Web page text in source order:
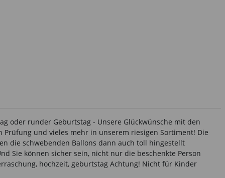
oder runder Geburtstag - Unsere Glückwünsche mit den
und vieles mehr in unserem riesigen Sortiment! Die
die schwebenden Ballons dann auch toll hingestellt
Sie können sicher sein, nicht nur die beschenkte Person
hochzeit, geburtstag Achtung! Nicht für Kinder